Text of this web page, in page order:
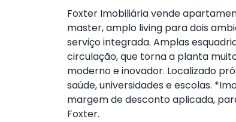
Foxter Imobiliária vende
master, amplo living para dois
serviço integrada. Amplas
circulação, que torna a planta
moderno e inovador. Localizado
saúde, universidades e escolas.
margem de desconto aplicada,
Foxter.